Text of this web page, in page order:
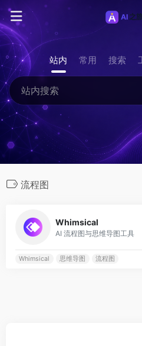
站内 常用 搜索
流程图
Whimsical
AI 流程图与思维导图工具
Whimsical 思维导图 流程图